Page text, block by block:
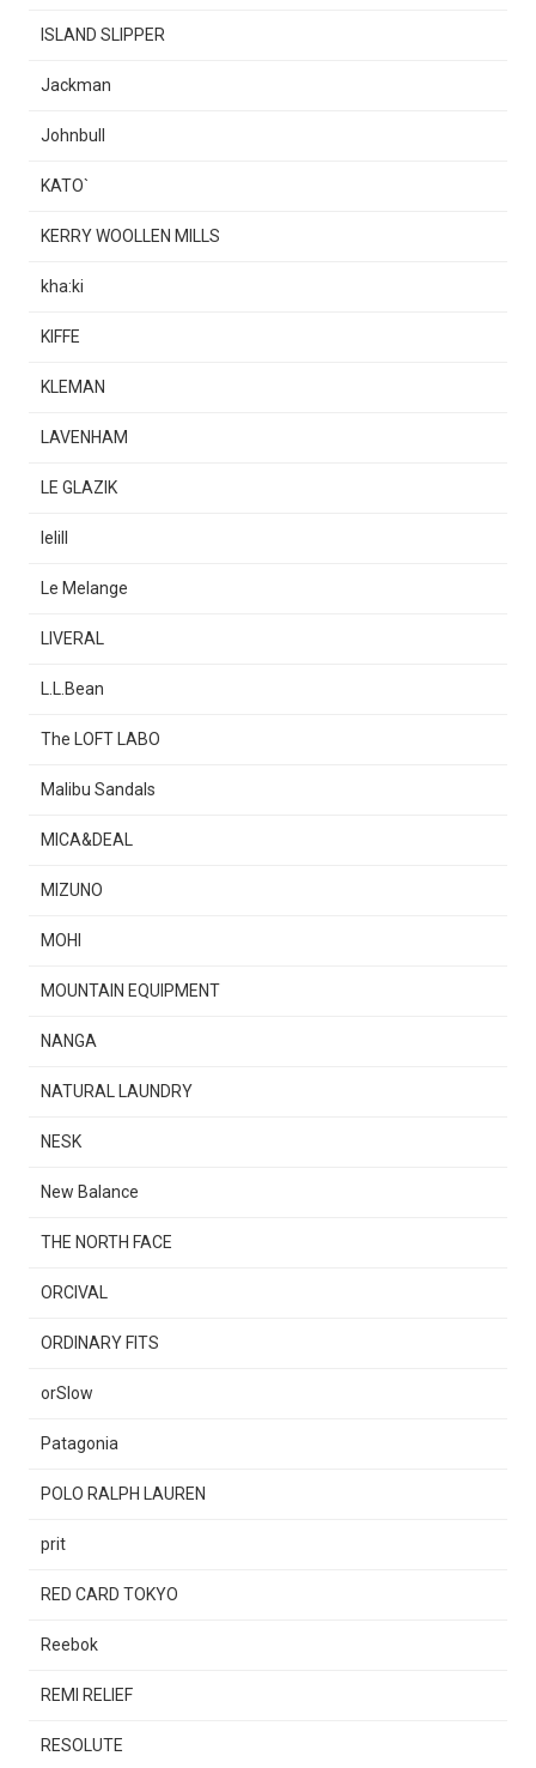
ISLAND SLIPPER
Jackman
Johnbull
KATO`
KERRY WOOLLEN MILLS
kha:ki
KIFFE
KLEMAN
LAVENHAM
LE GLAZIK
lelill
Le Melange
LIVERAL
L.L.Bean
The LOFT LABO
Malibu Sandals
MICA&DEAL
MIZUNO
MOHI
MOUNTAIN EQUIPMENT
NANGA
NATURAL LAUNDRY
NESK
New Balance
THE NORTH FACE
ORCIVAL
ORDINARY FITS
orSlow
Patagonia
POLO RALPH LAUREN
prit
RED CARD TOKYO
Reebok
REMI RELIEF
RESOLUTE